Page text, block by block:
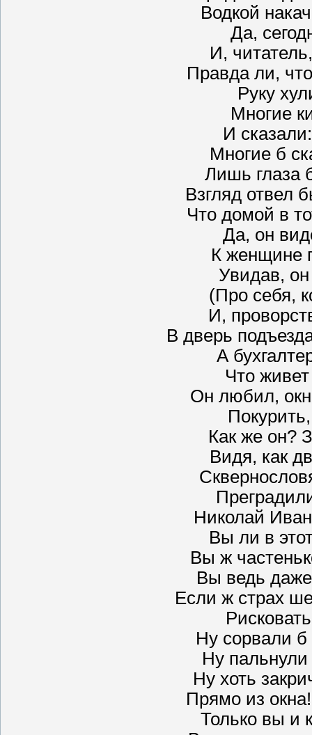
Водкой
Да,
И,
Правда ли,
Руку
Многие
И
Многие б
Лишь глаза
Взгляд отвел
Что домой в
Да, он
К женщине
Увидав,
(Про себя,
И,
В дверь
А
Что
Он любил,
Как же он?
Видя, как
Николай
Вы ли в
Вы ж
Вы ведь
Если ж страх
Ну сорвали б
Ну пальнули
Ну хоть
Прямо из
Только вы и